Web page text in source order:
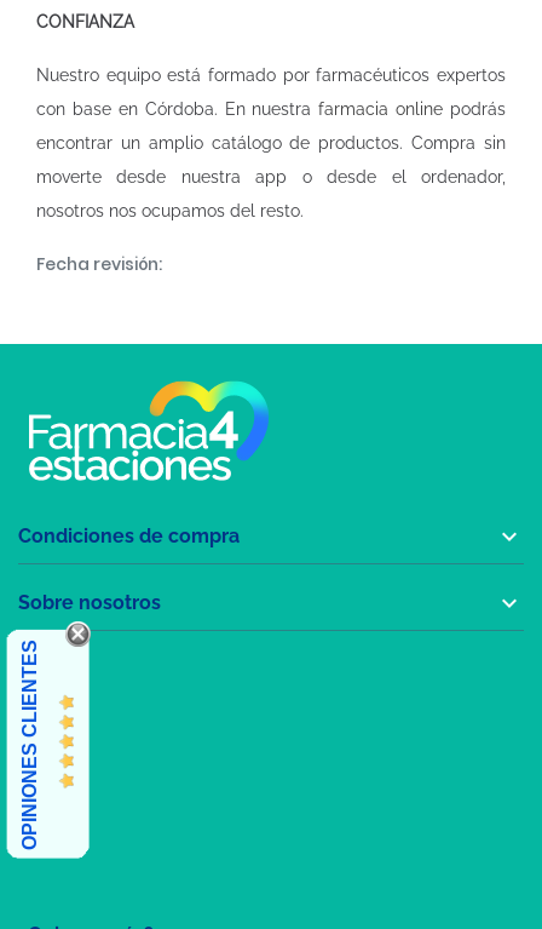
CONFIANZA
Nuestro equipo está formado por farmacéuticos expertos
con base en Córdoba. En nuestrafarmacia online podrás
encontrar un amplio catálogo de productos. Compra sin
moverte desde nuestra app o desde el ordenador,
nosotros nos ocupamos del resto.
Fecha revisión:
Condiciones de compra 
Sobre nosotros 
OPINIONES CLIENTES